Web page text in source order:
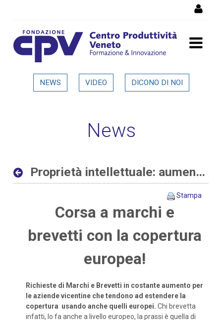
Proprietà intellettuale:
delle aziende allo sportello
evidenza
NEWS VIDEO DICONO DI NOI
News
Proprietà intellettuale: aumentano le richieste delle aziende allo sportello del CPV
Stampa
Corsa a marchi e
brevetti con la copertura
europea!
Richieste di Marchi e Brevetti in costante aumento per
le aziende vicentine che tendono ad estendere la
copertura usando anche quelli europei. Chi brevetta
infatti, lo fa anche a livello europeo, la prassi è quella di